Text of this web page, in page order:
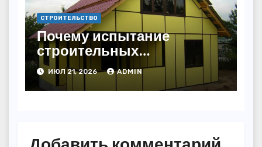
СТРОИТЕЛЬСТВО
Почему испытание
строительных
материалов — залог
безопасности и
долговечности зданий?
ИЮЛ 21, 2026 ADMIN